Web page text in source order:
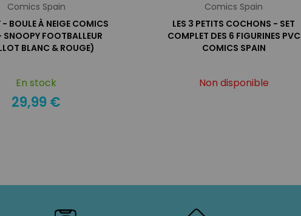
Comics Spain
BOULE À NEIGE COMICS
FOOTBALLEUR
BLANC & ROUGE)
En stock
29,99 €
Comics Spain
LES 3 PETITS COCHONS - SET
COMPLET DES 6 FIGURINES PVC
COMICS SPAIN
Non disponible